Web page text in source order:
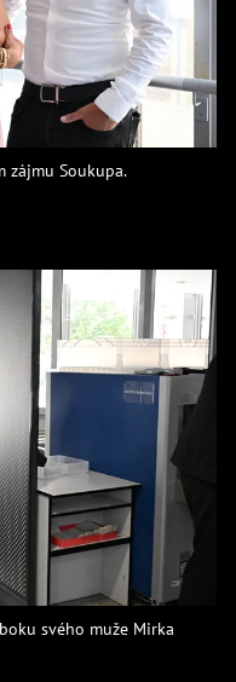
zájmu Soukupa.
svého muže Mirka